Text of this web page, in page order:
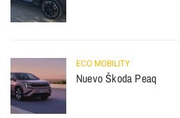
ECO MOBILITY
Nuevo Škoda Peaq